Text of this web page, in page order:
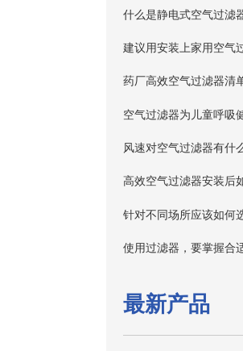
什么是静电式空气过滤
药厂高效空气过滤器清
空气过滤器为儿童呼吸
风速对空气过滤器有什
高效空气过滤器安装后
最新产品